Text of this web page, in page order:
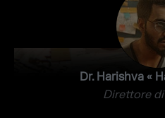
Dr. Harishva «
Direttore